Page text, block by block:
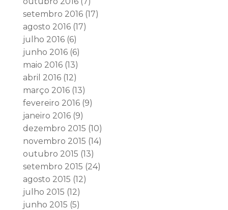
setembro 2016(17)
agosto 2016(17)
julho 2016(6)
junho 2016(6)
maio 2016(13)
abril 2016(12)
março 2016(13)
fevereiro 2016(9)
janeiro 2016(9)
dezembro 2015 (10)
novembro 2015 (14)
outubro 2015 (13)
setembro 2015 (24)
agosto 2015 (12)
julho 2015 (12)
junho 2015 (5)